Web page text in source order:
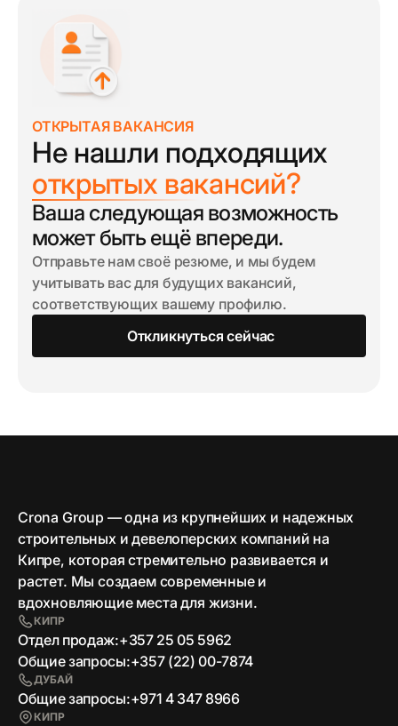
ОТКРЫТАЯ ВАКАНСИЯ
Не нашли подходящих
открытых вакансий?
Ваша следующая возможность
может быть ещё впереди.
Отправьте нам своё резюме, и мы будем
учитывать вас для будущих вакансий,
соответствующих вашему профилю.
Откликнуться сейчас
Crona Group — одна из крупнейших и надежных
строительных и девелоперских компаний на
Кипре, которая стремительно развивается и
растет. Мы создаем современные и
вдохновляющие места для жизни.
КИПР
Отдел продаж:+357 25 05 5962
Общие запросы:+357 (22) 00-7874
ДУБАЙ
Общие запросы:+971 4 347 8966
КИПР